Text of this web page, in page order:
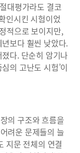
대평가라도 결코
인시킨 시험이었
적으로 보이지만,
보다 훨씬 낮았다.
다. 단순히 암기나
의 고난도 시험’이
의 구조와 흐름을
려운 문제들의 늘
지문 전체의 연결